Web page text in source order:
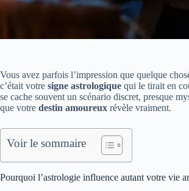
Vous avez parfois l’impression que quelque
c’était votre signe astrologique qui le tirait en
se cache souvent un scénario discret, presque
que votre destin amoureux révèle vraiment.
Voir le sommaire
Pourquoi l’astrologie influence autant votre vie